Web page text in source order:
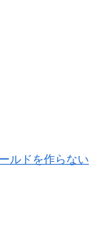
ルドを作らない